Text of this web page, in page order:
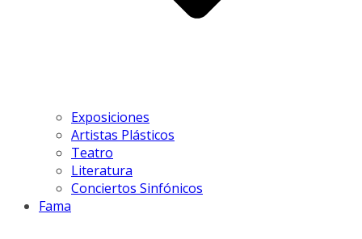
Exposiciones
Artistas Plásticos
Teatro
Literatura
Conciertos Sinfónicos
Fama